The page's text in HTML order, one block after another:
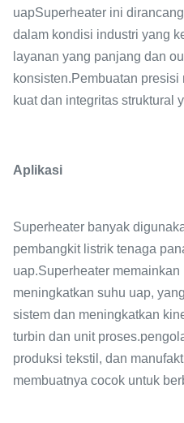
uapSuperheater ini
dalam kondisi industri yang
layanan yang panjang dan
konsisten.Pembuatan
kuat dan integritas struktural
Aplikasi
Superheater banyak
pembangkit listrik tenaga
uap.Superheater
meningkatkan suhu uap,
sistem dan meningkatkan
turbin dan unit
produksi tekstil, dan
membuatnya cocok untuk